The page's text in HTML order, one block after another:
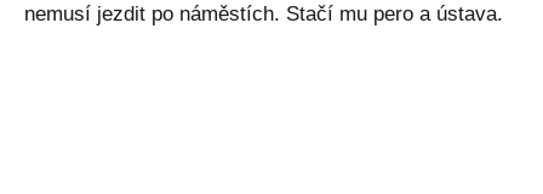
nemusí jezdit po náměstích. Stačí mu pero a ústava.